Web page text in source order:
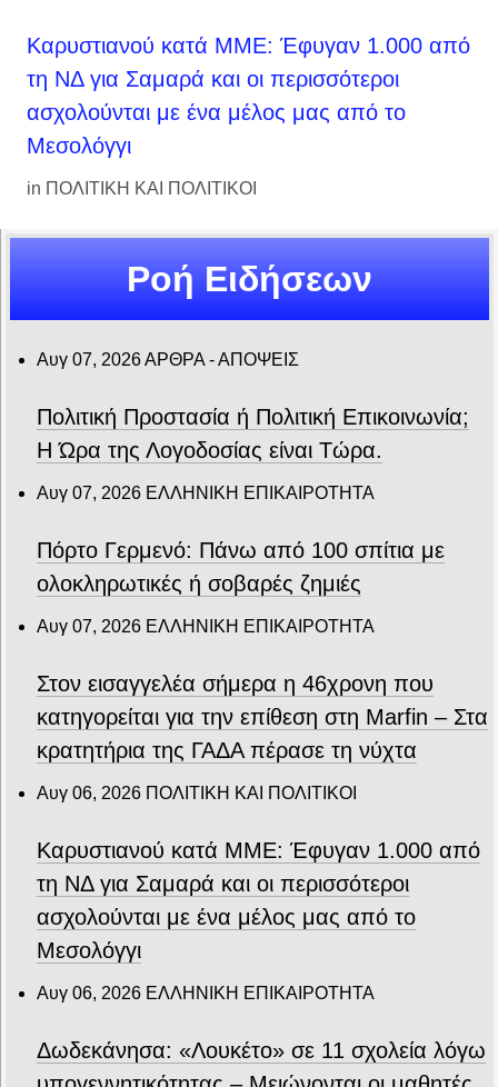
Καρυστιανού κατά ΜΜΕ: Έφυγαν 1.000 από
τη ΝΔ για Σαμαρά και οι περισσότεροι
ασχολούνται με ένα μέλος μας από το
Μεσολόγγι
in ΠΟΛΙΤΙΚΗ ΚΑΙ ΠΟΛΙΤΙΚΟΙ
Ροή Ειδήσεων
Αυγ 07, 2026ΑΡΘΡΑ - ΑΠΟΨΕΙΣ
Πολιτική Προστασία ή Πολιτική Επικοινωνία;
Η Ώρα της Λογοδοσίας είναι Τώρα.
Αυγ 07, 2026 ΕΛΛΗΝΙΚΗ ΕΠΙΚΑΙΡΟΤΗΤΑ
Πόρτο Γερμενό: Πάνω από 100 σπίτια με
ολοκληρωτικές ή σοβαρές ζημιές
Αυγ 07, 2026 ΕΛΛΗΝΙΚΗ ΕΠΙΚΑΙΡΟΤΗΤΑ
Στον εισαγγελέα σήμερα η 46χρονη που
κατηγορείται για την επίθεση στη Marfin – Στα
κρατητήρια της ΓΑΔΑ πέρασε τη νύχτα
Αυγ 06, 2026 ΠΟΛΙΤΙΚΗ ΚΑΙ ΠΟΛΙΤΙΚΟΙ
Καρυστιανού κατά ΜΜΕ: Έφυγαν 1.000 από
τη ΝΔ για Σαμαρά και οι περισσότεροι
ασχολούνται με ένα μέλος μας από το
Μεσολόγγι
Αυγ 06, 2026 ΕΛΛΗΝΙΚΗ ΕΠΙΚΑΙΡΟΤΗΤΑ
Δωδεκάνησα: «Λουκέτο» σε 11 σχολεία λόγω